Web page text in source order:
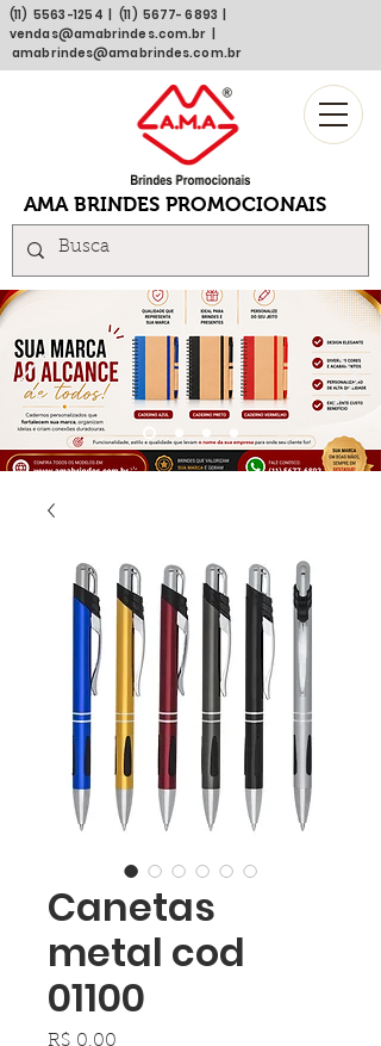
(11) 5563 -1254 | (11) 5677- 6893
vendas@amabrindes.com.br
amabrindes@amabrindes.com.br
AMA BRINDES PROMOCIONAIS
Canetas
metal cod
01100
R$ 0,00